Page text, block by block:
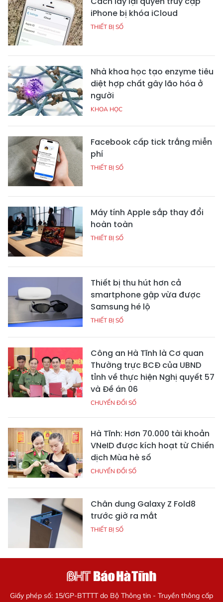
iPhone bị khóa iCloud
THIẾT BỊ SỐ
Nhà khoa học tạo enzyme tiêu
diệt hợp chất gây lão hóa ở
người
KHOA HỌC
Facebook cấp tick trắng miễn
phí
THIẾT BỊ SỐ
Máy tính Apple sắp thay đổi
hoàn toàn
THIẾT BỊ SỐ
Thiết bị thu hút hơn cả
smartphone gập vừa được
Samsung hé lộ
THIẾT BỊ SỐ
Công an Hà Tĩnh là Cơ quan
Thường trực BCĐ của UBND
tỉnh về thực hiện Nghị quyết 57
và Đề án 06
CHUYỂN ĐỔI SỐ
Hà Tĩnh: Hơn 70.000 tài khoản
VNeID được kích hoạt từ Chiến
dịch Mùa hè số
CHUYỂN ĐỔI SỐ
Chân dung Galaxy Z Fold8
trước giờ ra mắt
THIẾT BỊ SỐ
Giấy phép số: 15/GP-BTTTT do Bộ Thông tin - Truyền thông cấp